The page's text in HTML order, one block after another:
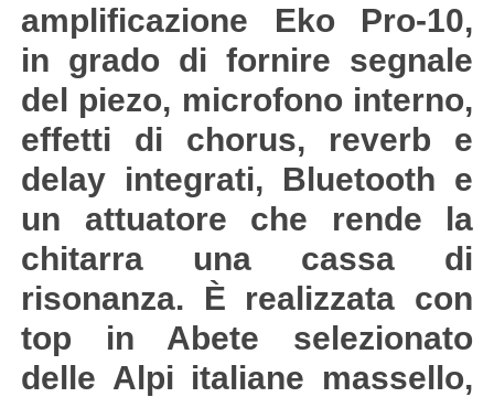
amplificazione Eko Pro-10,
in grado di fornire segnale
del piezo, microfono interno,
effetti di chorus, reverb e
delay integrati, Bluetooth e
un attuatore che rende la
chitarra una cassa di
risonanza. È realizzata con
top in Abete selezionato
delle Alpi italiane massello,